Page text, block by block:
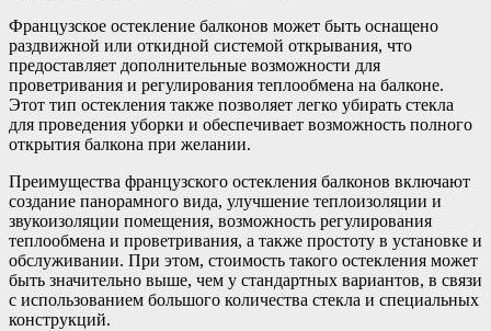
Французское остекление балконов может быть оснащено
раздвижной или откидной системой открывания, что
предоставляет дополнительные возможности для
проветривания и регулирования теплообмена на балконе.
Этот тип остекления также позволяет легко убирать стекла
для проведения уборки и обеспечивает возможность полного
открытия балкона при желании.
Преимущества французского остекления балконов включают
создание панорамного вида, улучшение теплоизоляции и
звукоизоляции помещения, возможность регулирования
теплообмена и проветривания, а также простоту в установке и
обслуживании. При этом, стоимость такого остекления может
быть значительно выше, чем у стандартных вариантов, в связи
с использованием большого количества стекла и специальных
конструкций.